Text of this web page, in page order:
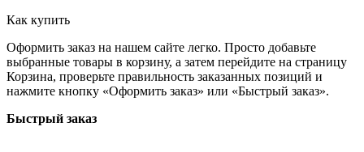
Как купить
Оформить заказ на нашем сайте легко. Просто добавьте
выбранные товары в корзину, а затем перейдите на страницу
Корзина, проверьте правильность заказанных позиций и
нажмите кнопку «Оформить заказ» или «Быстрый заказ».
Быстрый заказ